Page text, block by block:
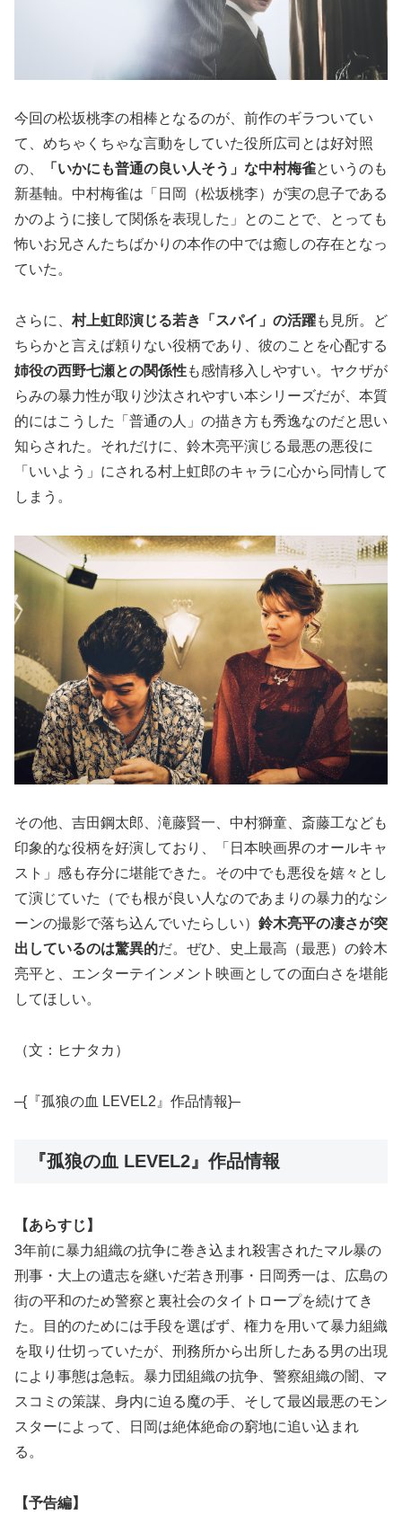
今回の松坂桃李の相棒となるのが、前作のギラついてい
て、めちゃくちゃな言動をしていた役所広司とは好対照
の、
「いかにも普通の良い人そう」な中村梅雀というのも
新基軸。中村梅雀は「日岡（松坂桃李）が実の息子である
かのように接して関係を表現した」とのことで、とっても
怖いお兄さんたちばかりの本作の中では癒しの存在となっ
ていた。
さらに、 村上虹郎演じる若き「スパイ」の活躍も見所。ど
ちらかと言えば頼りない役柄であり、彼のことを心配する
姉役の西野七瀬との関係性も感情移入しやすい。ヤクザが
らみの暴力性が取り沙汰されやすい本シリーズだが、本質
的にはこうした「普通の人」の描き方も秀逸なのだと思い
知らされた。それだけに、鈴木亮平演じる最悪の悪役に
「いいよう」にされる村上虹郎のキャラに心から同情して
しまう。
その他、吉田鋼太郎、滝藤賢一、中村獅童、斎藤工なども
印象的な役柄を好演しており、「日本映画界のオールキャ
スト」感も存分に堪能できた。その中でも悪役を嬉々とし
て演じていた（でも根が良い人なのであまりの暴力的なシ
ーンの撮影で落ち込んでいたらしい） 鈴木亮平の凄さが突
出しているのは驚異的だ。ぜひ、史上最高（最悪）の鈴木
亮平と、エンターテインメント映画としての面白さを堪能
してほしい。
（文：ヒナタカ）
–{『孤狼の血 LEVEL2』作品情報}–
『孤狼の血 LEVEL2』作品情報
【あらすじ】
3年前に暴力組織の抗争に巻き込まれ殺害されたマル暴の
刑事・大上の遺志を継いだ若き刑事・日岡秀一は、広島の
街の平和のため警察と裏社会のタイトロープを続けてき
た。目的のためには手段を選ばず、権力を用いて暴力組織
を取り仕切っていたが、刑務所から出所したある男の出現
により事態は急転。暴力団組織の抗争、警察組織の闇、マ
スコミの策謀、身内に迫る魔の手、そして最凶最悪のモン
スターによって、日岡は絶体絶命の窮地に追い込まれ
る。
【予告編】